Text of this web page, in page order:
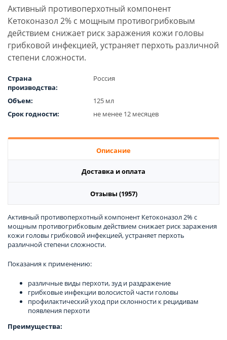
Активный противоперхотный компонент
Кетоконазол 2% с мощным противогрибковым
действием снижает риск заражения кожи головы
грибковой инфекцией, устраняет перхоть различной
степени сложности.
Страна
производства:
Россия
Объем:
125 мл
Срок годности:
не менее 12 месяцев
Описание
Доставка и оплата
Отзывы (1957)
Активный противоперхотный компонент Кетоконазол 2% с
мощным противогрибковым действием снижает риск заражения
кожи головы грибковой инфекцией, устраняет перхоть
различной степени сложности.
Показания к применению:
различные виды перхоти, зуд и раздражение
грибковые инфекции волосистой части головы
профилактический уход при склонности к рецидивам
появления перхоти
Преимущества: